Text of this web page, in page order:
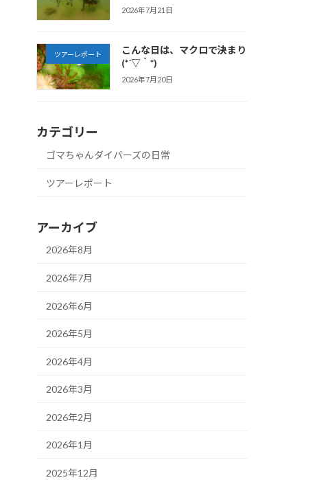
2026年7月21日
ツアーレポート
こんな日は、マクロで決まり
(*´▽｀*)
2026年7月20日
カテゴリー
ゴマちゃんダイバーズの日常
ツアーレポート
アーカイブ
2026年8月
2026年7月
2026年6月
2026年5月
2026年4月
2026年3月
2026年2月
2026年1月
2025年12月